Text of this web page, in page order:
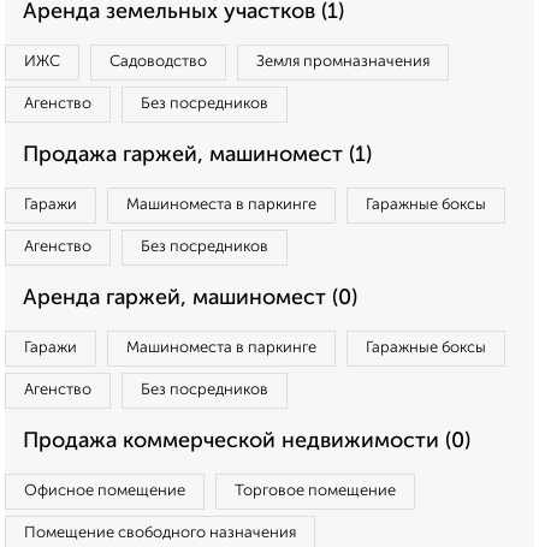
Аренда земельных участков (1)
ИЖС Садоводство Земля промназначения
Агенство Без посредников
Продажа гаржей, машиномест (1)
Гаражи Машиноместа в паркинге Гаражные боксы
Агенство Без посредников
Аренда гаржей, машиномест (0)
Гаражи Машиноместа в паркинге Гаражные боксы
Агенство Без посредников
Продажа коммерческой недвижимости (0)
Офисное помещение Торговое помещение
Помещение свободного назначения